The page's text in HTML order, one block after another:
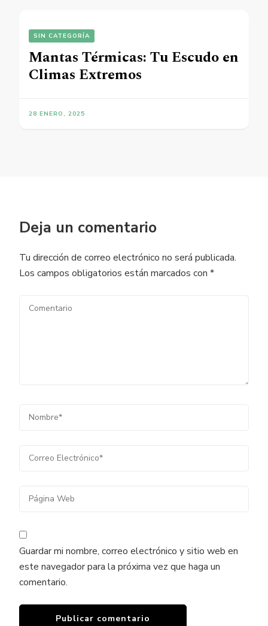
SIN CATEGORÍA
Mantas Térmicas: Tu Escudo en
Climas Extremos
28 ENERO, 2025
Deja un comentario
Tu dirección de correo electrónico no será publicada.
Los campos obligatorios están marcados con *
Guardar mi nombre, correo electrónico y sitio web en
este navegador para la próxima vez que haga un
comentario.